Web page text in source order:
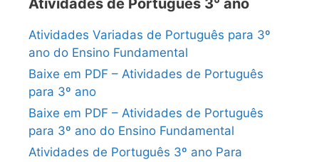
Atividades de Português 3° ano
Atividades Variadas de Português para 3º
ano do Ensino Fundamental
Baixe em PDF – Atividades de Português
para 3º ano
Baixe em PDF – Atividades de Português
para 3º ano do Ensino Fundamental
Atividades de Português 3º ano Para